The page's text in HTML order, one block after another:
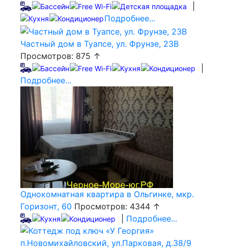
Подробнее...
Частный дом в Туапсе, ул. Фрунзе, 23В
Просмотров: 875 ↑
Подробнее...
Однокомнатная квартира в Ольгинке, мкр.
Горизонт, 60 Просмотров: 4344 ↑
Подробнее...